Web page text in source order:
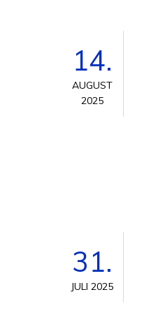
14.
AUGUST
2025
31.
JULI 2025